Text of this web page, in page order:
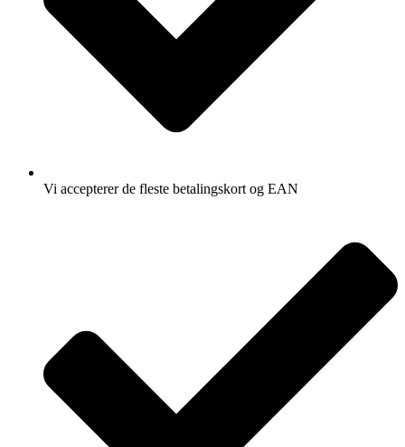
Vi accepterer de fleste betalingskort og EAN